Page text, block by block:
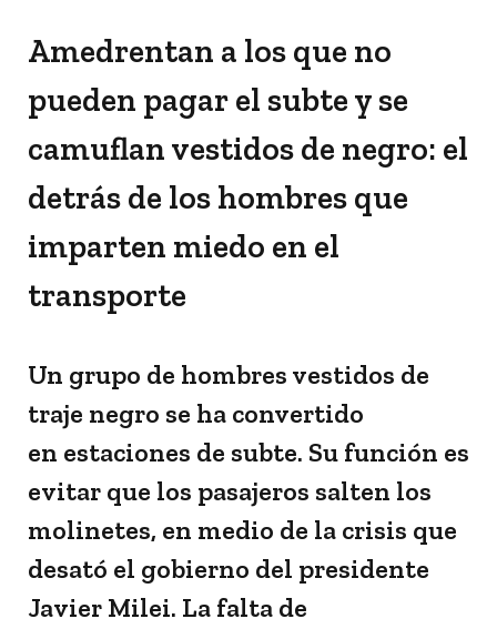
Amedrentan a los que no
pueden pagar el subte y se
camuflan vestidos de negro: el
detrás de los hombres que
imparten miedo en el
transporte
Un grupo de hombres vestidos de
traje negro se ha convertido
en estaciones de subte. Su función es
evitar que los pasajeros salten los
molinetes, en medio de la crisis que
desató el gobierno del presidente
Javier Milei. La falta de